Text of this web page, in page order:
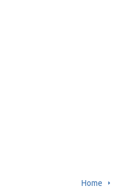
Home